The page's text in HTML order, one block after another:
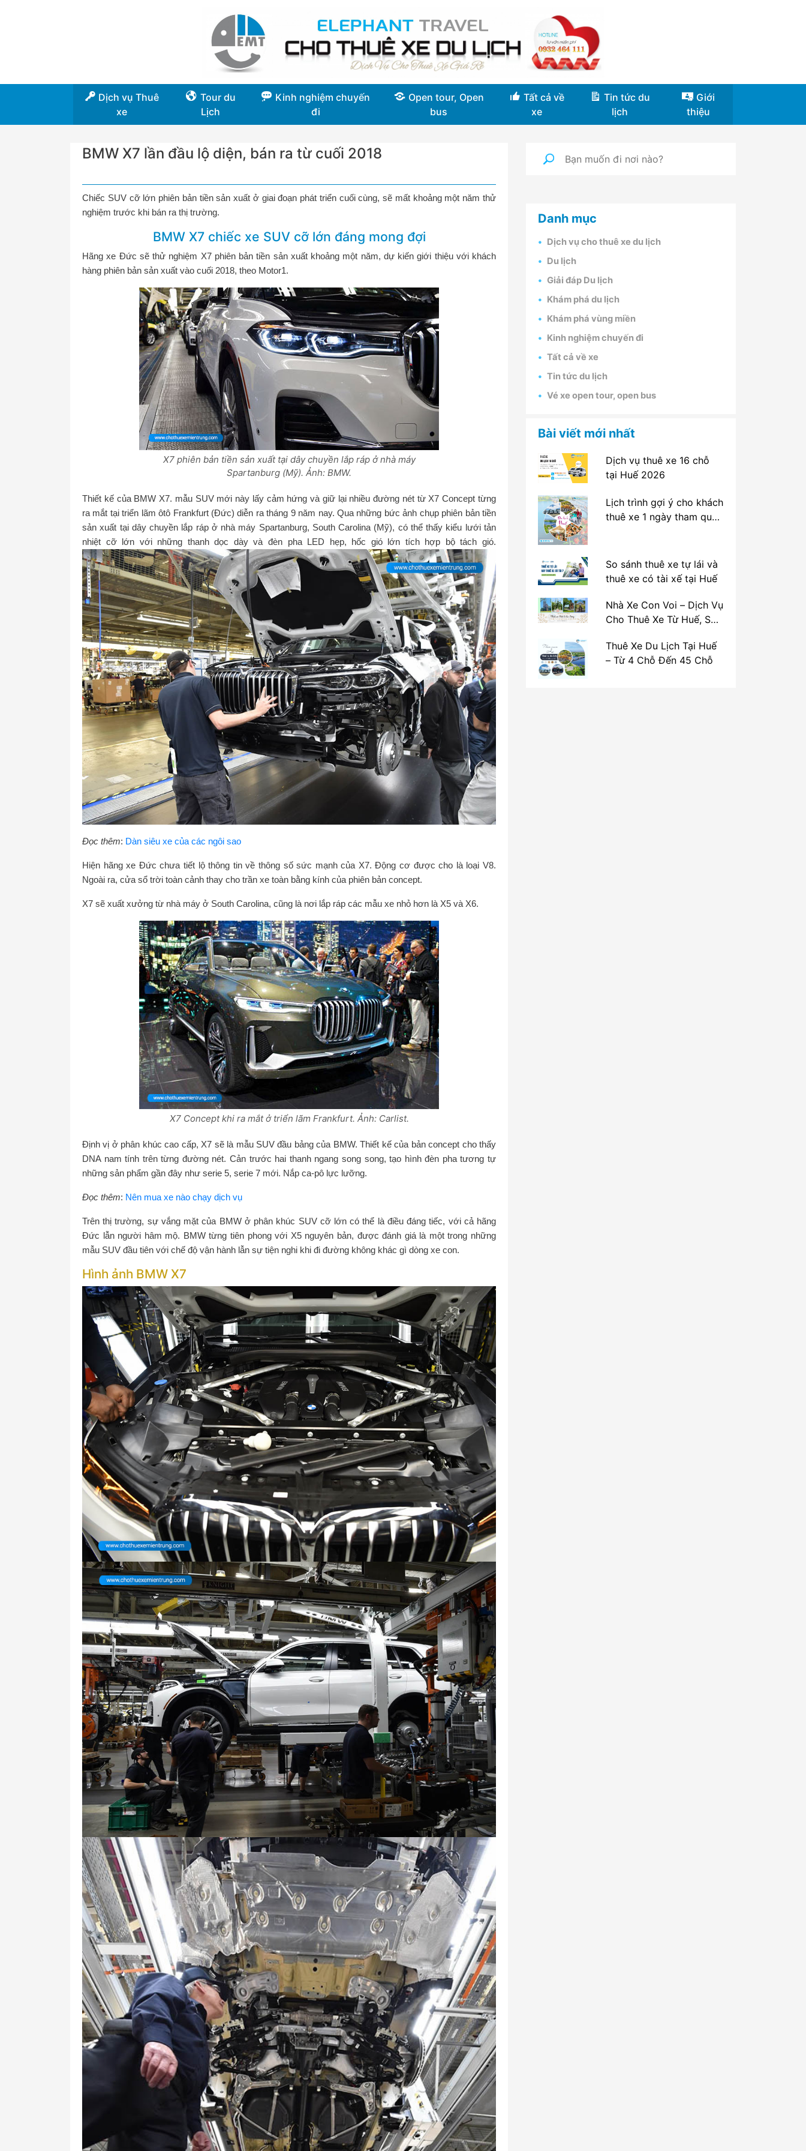
Dịch vụ Thuê
xe
Tour du
Lịch
Kinh nghiệm chuyến
đi
Open tour, Open
bus
Tất cả về
xe
Tin tức du
lịch
Giới
thiệu
BMW X7 lần đầu lộ diện, bán ra từ cuối 2018
Chiếc SUV cỡ lớn phiên bản tiền sản xuất ở giai đoạn phát triển cuối cùng, sẽ mất khoảng một năm thử
nghiệm trước khi bán ra thị trường.
BMW X7 chiếc xe SUV cỡ lớn đáng mong đợi
Hãng xe Đức sẽ thử nghiệm X7 phiên bản tiền sản xuất khoảng một năm, dự kiến giới thiệu với khách
hàng phiên bản sản xuất vào cuối 2018, theo Motor1.
X7 phiên bản tiền sản xuất tại dây chuyền lắp ráp ở nhà máy
Spartanburg (Mỹ). Ảnh: BMW.
Thiết kế của BMW X7. mẫu SUV mới này lấy cảm hứng và giữ lại nhiều đường nét từ X7 Concept từng
ra mắt tại triển lãm ôtô Frankfurt (Đức) diễn ra tháng 9 năm nay. Qua những bức ảnh chụp phiên bản tiền
sản xuất tại dây chuyền lắp ráp ở nhà máy Spartanburg, South Carolina (Mỹ), có thể thấy kiểu lưới tản
nhiệt cỡ lớn với những thanh dọc dày và đèn pha LED hẹp, hốc gió lớn tích hợp bộ tách gió.
Đọc thêm: Dàn siêu xe của các ngôi sao
Hiện hãng xe Đức chưa tiết lộ thông tin về thông số sức mạnh của X7. Động cơ được cho là loại V8.
Ngoài ra, cửa sổ trời toàn cảnh thay cho trần xe toàn bằng kính của phiên bản concept.
X7 sẽ xuất xưởng từ nhà máy ở South Carolina, cũng là nơi lắp ráp các mẫu xe nhỏ hơn là X5 và X6.
X7 Concept khi ra mắt ở triển lãm Frankfurt. Ảnh: Carlist.
Định vị ở phân khúc cao cấp, X7 sẽ là mẫu SUV đầu bảng của BMW. Thiết kế của bản concept cho thấy
DNA nam tính trên từng đường nét. Cản trước hai thanh ngang song song, tạo hình đèn pha tương tự
những sản phẩm gần đây như serie 5, serie 7 mới. Nắp ca-pô lực lưỡng.
Đọc thêm: Nên mua xe nào chạy dịch vụ
Trên thị trường, sự vắng mặt của BMW ở phân khúc SUV cỡ lớn có thể là điều đáng tiếc, với cả hãng
Đức lẫn người hâm mộ. BMW từng tiên phong với X5 nguyên bản, được đánh giá là một trong những
mẫu SUV đầu tiên với chế độ vận hành lẫn sự tiện nghi khi đi đường không khác gì dòng xe con.
Hình ảnh BMW X7
Danh mục
Dịch vụ cho thuê xe du lịch
Du lịch
Giải đáp Du lịch
Khám phá du lịch
Khám phá vùng miền
Kinh nghiệm chuyến đi
Tất cả về xe
Tin tức du lịch
Vé xe open tour, open bus
Bài viết mới nhất
Dịch vụ thuê xe 16 chỗ
tại Huế 2026
Lịch trình gợi ý cho khách
thuê xe 1 ngày tham quan
So sánh thuê xe tự lái và
thuê xe có tài xế tại Huế
Nhà Xe Con Voi – Dịch Vụ
Cho Thuê Xe Từ Huế, Sân
La Vang
Thuê Xe Du Lịch Tại Huế
– Từ 4 Chỗ Đến 45 Chỗ